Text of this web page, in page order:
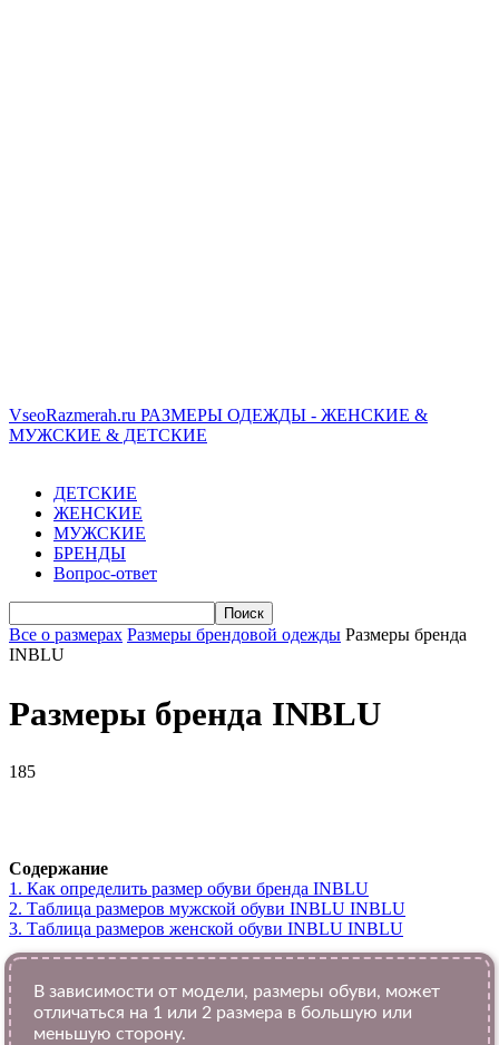
VseoRazmerah.ru РАЗМЕРЫ ОДЕЖДЫ - ЖЕНСКИЕ &
МУЖСКИЕ & ДЕТСКИЕ
ДЕТСКИЕ
ЖЕНСКИЕ
МУЖСКИЕ
БРЕНДЫ
Вопрос-ответ
Все о размерах Размеры брендовой одежды Размеры бренда
INBLU
Размеры бренда INBLU
185
Содержание
1. Как определить размер обуви брендa INBLU
2. Таблица размеров мужской обуви INBLU INBLU
3. Таблица размеров женской обуви INBLU INBLU
В зависимости от модели, размеры обуви, может
отличаться на 1 или 2 размера в большую или
меньшую сторону.